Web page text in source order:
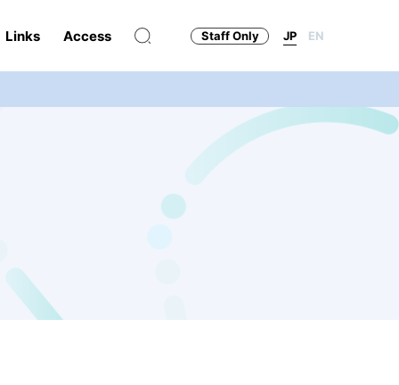
Links Access Staff Only JP EN